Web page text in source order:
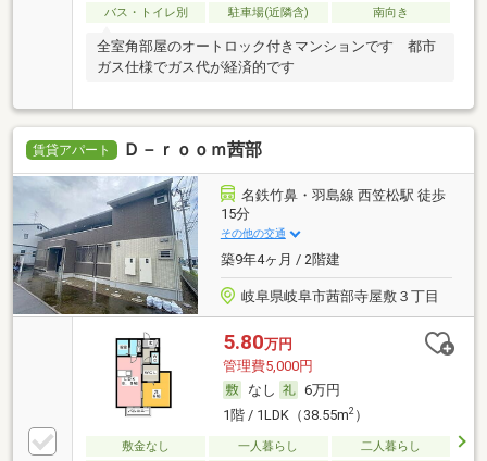
バス・トイレ別
駐車場(近隣含) 南向き
全室角部屋のオートロック付きマンションです 都市
ガス仕様でガス代が経済的です
賃貸アパート Ｄ－ｒｏｏｍ茜部
名鉄竹鼻・羽島線 西笠松駅 徒歩
15分
その他の交通
築9年4ヶ月 / 2階建
岐阜県岐阜市茜部寺屋敷３丁目
5.80万円
管理費5,000円
なし
6万円
1階 / 1LDK（38.55m2）
敷金なし 一人暮らし
二人暮らし